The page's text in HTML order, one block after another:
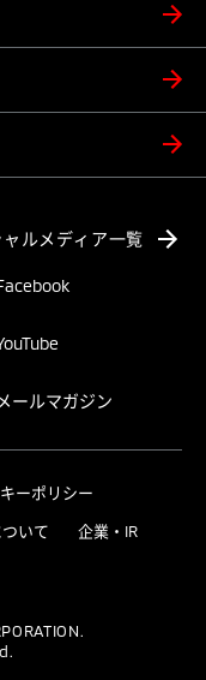
ャルメディア一覧
メールマガジン
ーポリシー
いて
企業・IR